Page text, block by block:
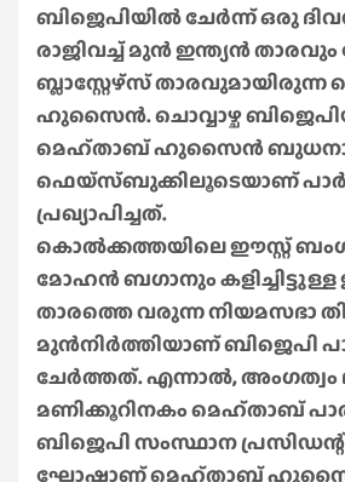
ബിജെപിയിൽ ചേർന്ന് ഒരു
രാജിവച്ച് മുൻ ഇന്ത്യൻ താരവും
ബ്ലാസ്റ്റേഴ്സ്
ഹുസൈൻ. ചൊവ്വാഴ്ച
മെഹ്താബ് ഹുസൈൻ
ഫെയ്സ്ബുക്കിലൂടെയാണ്
പ്രഖ്യാപിച്ചത്.
കൊൽക്കത്തയിലെ ഈസ്റ്റ്
മോഹൻ ബഗാനും
താരത്തെ വരുന്ന നിയമസഭാ
മുൻനിർത്തിയാണ് ബിജെപി
ചേർത്തത്. എന്നാൽ, അംഗത്വം
മണിക്കൂറിനകം മെഹ്താബ്
ബിജെപി സംസ്ഥാന പ്രസിഡന്റ്
ഘോഷാണ് മെഹ്താബ് ഹുസൈന്